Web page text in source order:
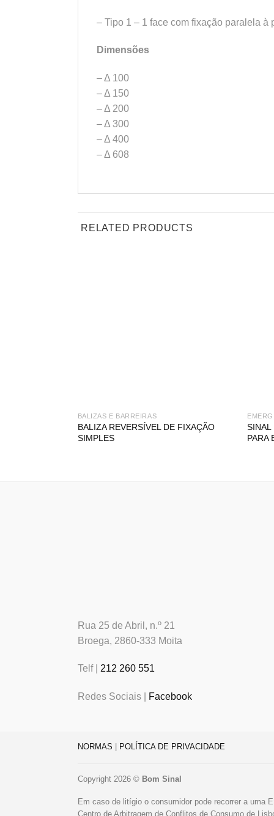
– Tipo 1 – 1 face com fixação paralela à
Dimensões
– Δ 100
– Δ 150
– Δ 200
– Δ 300
– Δ 400
– Δ 608
RELATED PRODUCTS
BALIZAS E BARREIRAS
BALIZA REVERSÍVEL DE FIXAÇÃO
SIMPLES
SINAL
PARA
Rua 25 de Abril, n.º 21
Broega, 2860-333 Moita
Telf | 212 260 551
Redes Sociais | Facebook
NORMAS POLÍTICA DE PRIVACIDADE
Copyright 2026 © Bom Sinal
Em caso de litígio o consumidor pode recorrer a uma
Centro de Arbitragem de Conflitos de Consumo de